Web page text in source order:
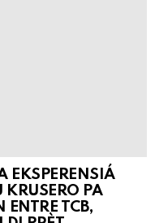
EKSPERENSIÁ
KRUSERO PA
TCB,